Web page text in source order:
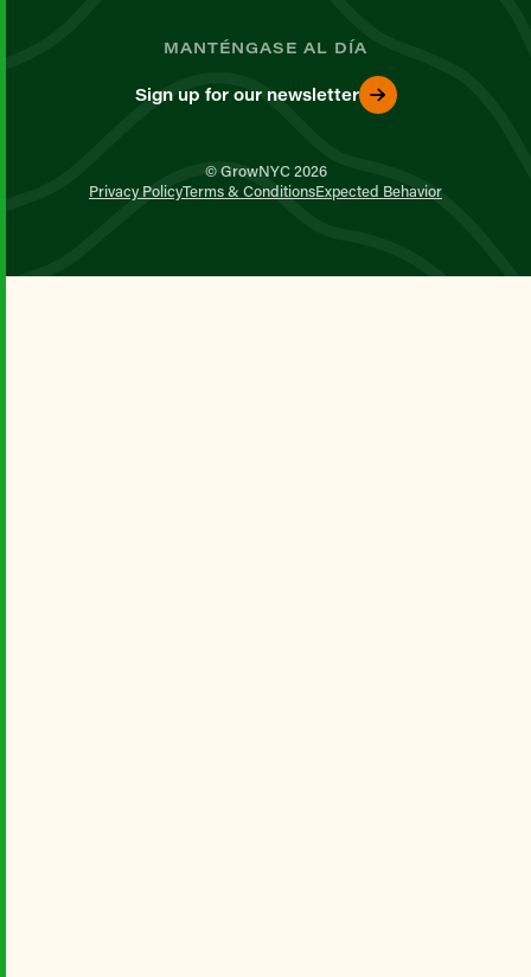
MANTÉNGASE AL DÍA
Sign up for our newsletter
© GrowNYC 2026
Privacy PolicyTerms & ConditionsExpected Behavior